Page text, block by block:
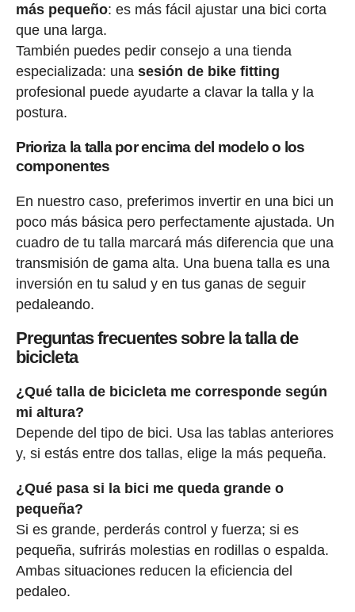
más pequeño: es más fácil ajustar una bici corta
que una larga.
También puedes pedir consejo a una tienda
especializada: una sesión de bike fitting
profesional puede ayudarte a clavar la talla y la
postura.
Prioriza la talla por encima del modelo o los
componentes
En nuestro caso, preferimos invertir en una bici un
poco más básica pero perfectamente ajustada. Un
cuadro de tu talla marcará más diferencia que una
transmisión de gama alta. Una buena talla es una
inversión en tu salud y en tus ganas de seguir
pedaleando.
Preguntas frecuentes sobre la talla de
bicicleta
¿Qué talla de bicicleta me corresponde según
mi altura?
Depende del tipo de bici. Usa las tablas anteriores
y, si estás entre dos tallas, elige la más pequeña.
¿Qué pasa si la bici me queda grande o
pequeña?
Si es grande, perderás control y fuerza; si es
pequeña, sufrirás molestias en rodillas o espalda.
Ambas situaciones reducen la eficiencia del
pedaleo.